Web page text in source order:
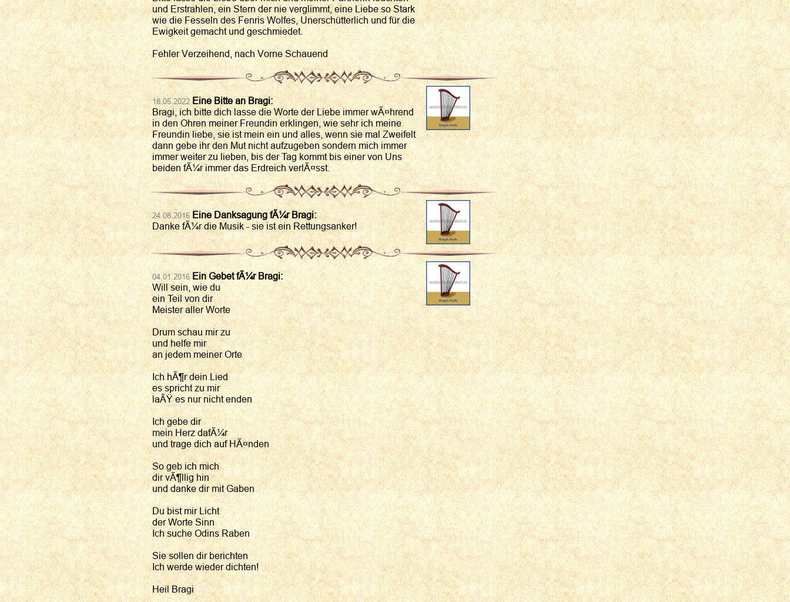
und Erstrahlen, ein Stern der nie verglimmt, eine Liebe so Stark
wie die Fesseln des Fenris Wolfes, Unerschütterlich und für die
Ewigkeit gemacht und geschmiedet.
Fehler Verzeihend, nach Vorne Schauend
18.05.2022Eine Bitte an Bragi:
Bragi, ich bitte dich lasse die Worte der Liebe immer wÃ¤hrend
in den Ohren meiner Freundin erklingen, wie sehr ich meine
Freundin liebe, sie ist mein ein und alles, wenn sie mal Zweifelt
dann gebe ihr den Mut nicht aufzugeben sondern mich immer
immer weiter zu lieben, bis der Tag kommt bis einer von Uns
beiden fÃ¼r immer das Erdreich verlÃ¤sst.
24.08.2016Eine Danksagung fÃ¼r Bragi:
Danke fÃ¼r die Musik - sie ist ein Rettungsanker!
04.01.2016Ein Gebet fÃ¼r Bragi:
Will sein, wie du
ein Teil von dir
Meister aller Worte
Drum schau mir zu
und helfe mir
an jedem meiner Orte
Ich hÃ¶r dein Lied
es spricht zu mir
laÃŸ es nur nicht enden
Ich gebe dir
mein Herz dafÃ¼r
und trage dich auf HÃ¤nden
So geb ich mich
dir vÃ¶llig hin
und danke dir mit Gaben
Du bist mir Licht
der Worte Sinn
Ich suche Odins Raben
Sie sollen dir berichten
Ich werde wieder dichten!
Heil Bragi